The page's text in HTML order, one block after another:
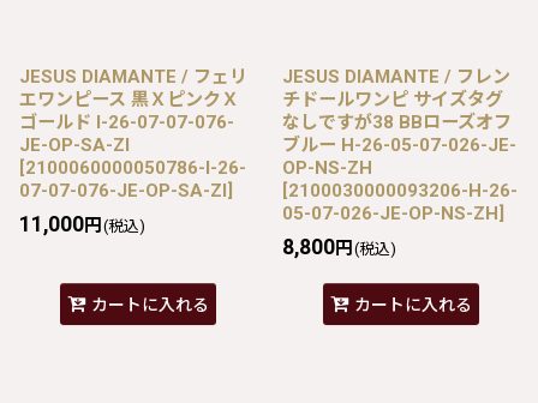
JESUS DIAMANTE / フェリ
エワンピース 黒ＸピンクＸ
ゴールド I-26-07-07-076-
JE-OP-SA-ZI
[2100060000050786-I-26-
07-07-076-JE-OP-SA-ZI]
11,000円 (税込)
カートに入れる
JESUS DIAMANTE / フレン
チドールワンピ サイズタグ
なしですが38 BBローズオフ
ブルー H-26-05-07-026-JE-
OP-NS-ZH
[2100030000093206-H-26-
05-07-026-JE-OP-NS-ZH]
8,800円 (税込)
カートに入れる